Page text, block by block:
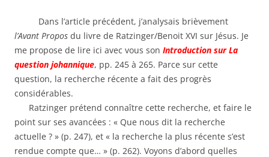
Dans l’article précédent, j’analysais brièvement
l’Avant Propos du livre de Ratzinger/Benoit XVI sur Jésus. Je
me propose de lire ici avec vous son Introduction sur La
question johannique, pp. 245 à 265. Parce sur cette
question, la recherche récente a fait des progrès
considérables.
Ratzinger prétend connaître cette recherche, et faire le
point sur ses avancées : « Que nous dit la recherche
actuelle ? » (p. 247), et « la recherche la plus récente s’est
rendue compte que… » (p. 262). Voyons d’abord quelles